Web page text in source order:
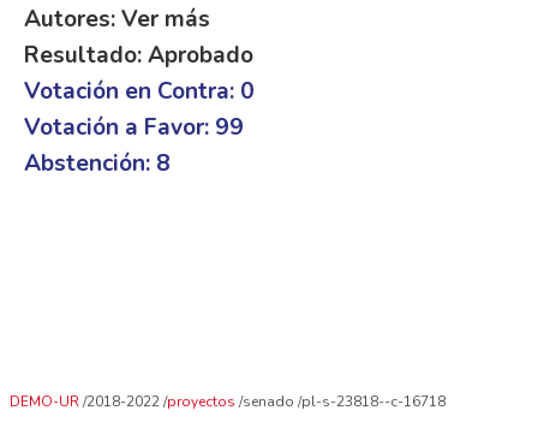
Autores: Ver más
Resultado: Aprobado
Votación en Contra: 0
Votación a Favor: 99
Abstención: 8
DEMO-UR 2018-2022 proyectos senado pl-s-23818--c-16718